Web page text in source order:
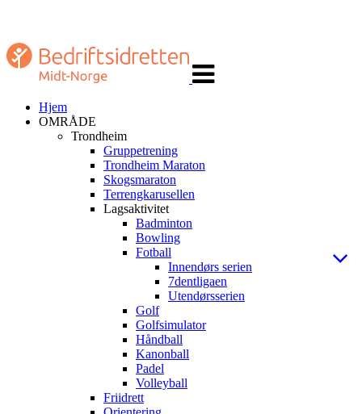
navigasjon
Hjem
OMRÅDE
Trondheim
Gruppetrening
Trondheim Maraton
Skogsmaraton
Terrengkarusellen
Lagsaktivitet
Badminton
Bowling
Fotball
Innendørs serien
7dentligaen
Utendørsserien
Golf
Golfsimulator
Håndball
Kanonball
Padel
Volleyball
Friidrett